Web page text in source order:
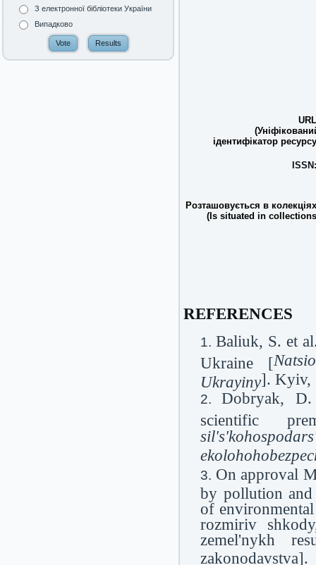
З електронної бібліотеки України
Випадково
ідентифікатор
Розташовується в
(Is situated in
REFERENCES
Baliuk, S. et
Ukraine [
Ukrayiny]. Kyiv,
Dobryak,
scientific
sil's'
On approval
by pollution and
of
rozmiriv
zemel'nykh
zakonodavstva].